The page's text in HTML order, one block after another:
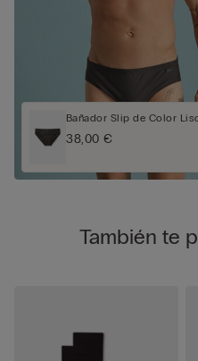
Bañador Slip de Color
38,00 €
También te